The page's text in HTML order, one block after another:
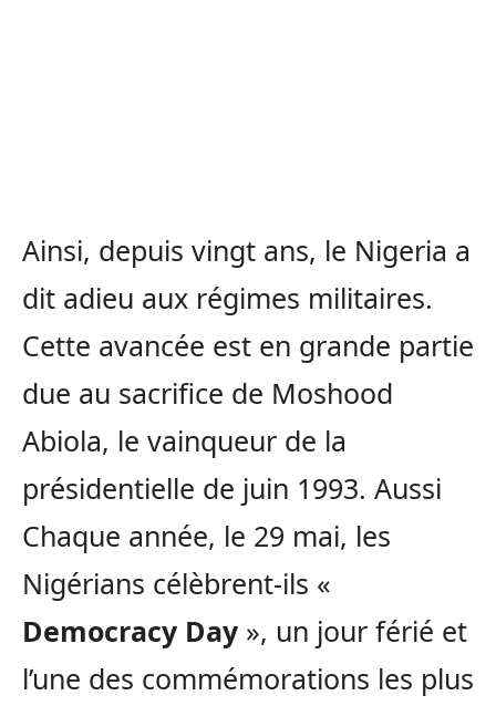
Ainsi, depuis vingt ans, le Nigeria a
dit adieu aux régimes militaires.
Cette avancée est en grande partie
due au sacrifice de Moshood
Abiola, le vainqueur de la
présidentielle de juin 1993. Aussi
Chaque année, le 29 mai, les
Nigérians célèbrent-ils «
Democracy Day », un jour férié et
l’une des commémorations les plus